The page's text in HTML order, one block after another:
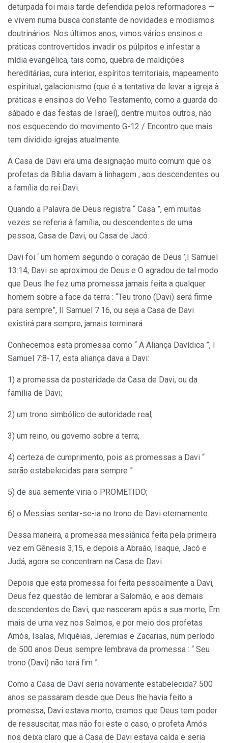
deturpada foi mais tarde defendida pelos reformadores —
e vivem numa busca constante de novidades e modismos
doutrinários. Nos últimos anos, vimos vários ensinos e
práticas controvertidos invadir os púlpitos e infestar a
mídia evangélica, tais como, quebra de maldições
hereditárias, cura interior, espíritos territoriais, mapeamento
espiritual, galacionismo (que é a tentativa de levar a igreja à
práticas e ensinos do Velho Testamento, como a guarda do
sábado e das festas de Israel), dentre muitos outros, não
nos esquecendo do movimento G-12 / Encontro que mais
tem dividido igrejas atualmente.
A Casa de Davi era uma designação muito comum que os
profetas da Bíblia davam à linhagem , aos descendentes ou
a família do rei Davi.
Quando a Palavra de Deus registra “ Casa ”, em muitas
vezes se referia à família, ou descendentes de uma
pessoa, Casa de Davi, ou Casa de Jacó.
Davi foi ‘ um homem segundo o coração de Deus ’,I Samuel
13:14, Davi se aproximou de Deus e O agradou de tal modo
que Deus lhe fez uma promessa jamais feita a qualquer
homem sobre a face da terra : “Teu trono (Davi) será firme
para sempre”, II Samuel 7:16, ou seja a Casa de Davi
existirá para sempre, jamais terminará.
Conhecemos esta promessa como “ A Aliança Davídica ”, I
Samuel 7:8-17, esta aliança dava a Davi:
1) a promessa da posteridade da Casa de Davi, ou da
família de Davi;
2) um trono simbólico de autoridade real;
3) um reino, ou governo sobre a terra;
4) certeza de cumprimento, pois as promessas a Davi “
serão estabelecidas para sempre ”
5) de sua semente viria o PROMETIDO;
6) o Messias sentar-se-ia no trono de Davi eternamente.
Dessa maneira, a promessa messiânica feita pela primeira
vez em Gênesis 3;15, e depois a Abraão, Isaque, Jacó e
Judá, agora se concentram na Casa de Davi.
Depois que esta promessa foi feita pessoalmente a Davi,
Deus fez questão de lembrar a Salomão, e aos demais
descendentes de Davi, que nasceram após a sua morte; Em
mais de uma vez nos Salmos, e por meio dos profetas
Amós, Isaías, Miquéias, Jeremias e Zacarias, num período
de 500 anos Deus sempre lembrava da promessa : “ Seu
trono (Davi) não terá fim ”.
Como a Casa de Davi seria novamente estabelecida? 500
anos se passaram desde que Deus lhe havia feito a
promessa, Davi estava morto, cremos que Deus tem poder
de ressuscitar, mas não foi este o caso, o profeta Amós
nos deixa claro que a Casa de Davi estava caída e seria